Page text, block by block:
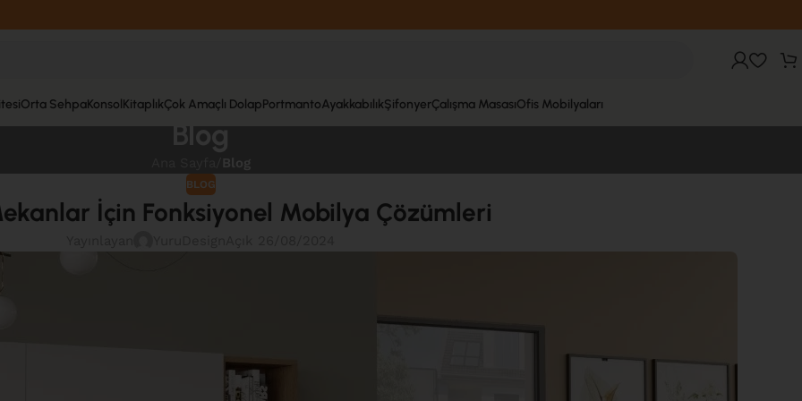
Orta SehpaKonsol KitaplıkÇok Amaçlı DolapPortmantoAyakkabılıkŞifonyerÇalışma MasasıOfis Mobilyaları
Blog
Blog
BLOG
İçin Fonksiyonel Mobilya Çözümleri